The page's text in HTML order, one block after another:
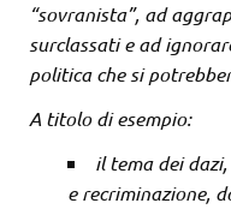
“sovranista”, ad
surclassati e ad
politica che si
A titolo di esempio:
il tema dei
e recriminazione,